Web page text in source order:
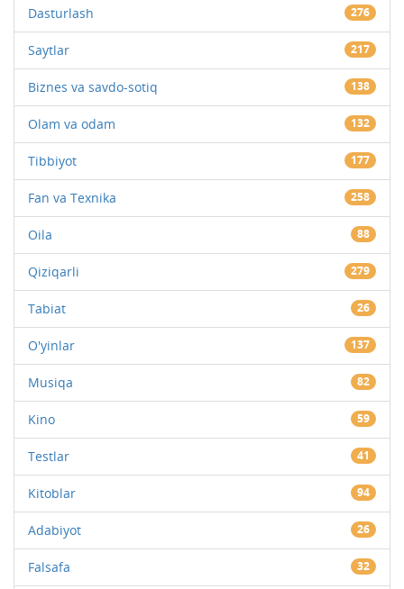
Dasturlash 276
Saytlar 217
Biznes va savdo-sotiq 138
Olam va odam 132
Tibbiyot 177
Fan va Texnika 258
Oila 88
Qiziqarli 279
Tabiat 26
O'yinlar 137
Musiqa 82
Kino 59
Testlar 41
Kitoblar 94
Adabiyot 26
Falsafa 32